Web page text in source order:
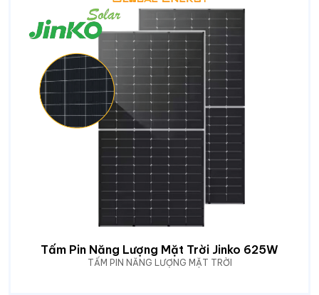
Tấm Pin Năng Lượng Mặt Trời Jinko 625W
TẤM PIN NĂNG LƯỢNG MẶT TRỜI